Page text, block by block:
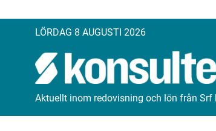
LÖRDAG 8 AUGUSTI 2026
Aktuellt inom redovisning och lön från Srf